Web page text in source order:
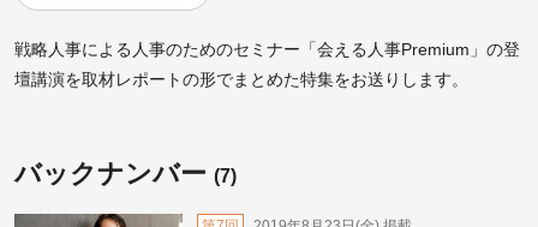
戦略人事による人事のためのセミナー「会える人事Premium」の登
壇講演を取材レポートの形でまとめた特集をお送りします。
バックナンバー (7)